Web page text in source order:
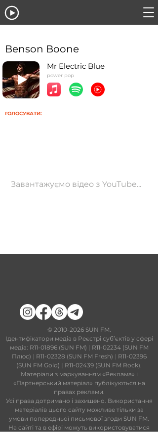
Benson Boone
Mr Electric Blue
power pop
ГОЛОСУВАТИ:
Завантажуємо відео з YouTube...
​© 2010-2026SUN FM.
Ідентифікатори медіа в Реєстрі суб’єктів у сфері
медіа: R11-01896 (SUN FM) | R11-02234 (SUN FM
Плюс) | R11-02328 (SUN FM Fresh) | R11-02396
(SUN FM Gold) | R11-02439 (SUN FM Rock).
Матеріали з маркуванням «Реклама» і
«Партнерський матеріал» публікуються на
правах реклами.
Усі права дотримано і захищено. Використання
матеріалів цього сайту можливе тільки за
умови попередньої письмової згоди SUN FM.
На сайті та в ефірі можуть використовуватися